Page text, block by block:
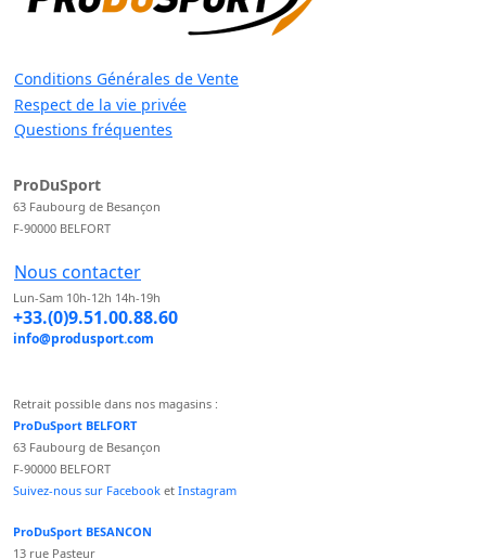
Conditions Générales de Vente
Respect de la vie privée
Questions fréquentes
ProDuSport
63 Faubourg de Besançon
F-90000 BELFORT
Nous contacter
Lun-Sam 10h-12h 14h-19h
+33.(0)9.51.00.88.60
info@produsport.com
Retrait possible dans nos magasins :
ProDuSport BELFORT
63 Faubourg de Besançon
F-90000 BELFORT
Suivez-nous sur Facebook et Instagram
ProDuSport BESANCON
13 rue Pasteur